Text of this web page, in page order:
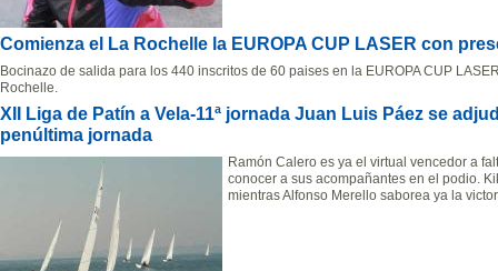
Comienza el La Rochelle la EUROPA CUP LASER con
Bocinazo de salida para los 440 inscritos de 60 paises en la EUROPA CUP
Rochelle.
XII Liga de Patín a Vela-11ª jornada Juan Luis Páez se
penúltima jornada
Ramón Calero es ya el virtual vencedor a
conocer a sus acompañantes en el podio.
mientras Alfonso Merello saborea ya la